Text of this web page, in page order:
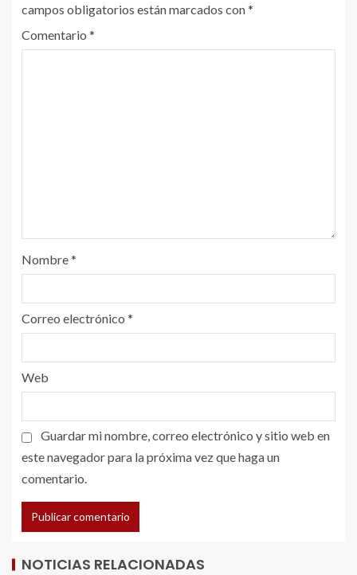
campos obligatorios están marcados con*
Comentario *
Nombre*
Correo electrónico *
Web
Guardar mi nombre, correo electrónico y sitio web en
este navegador para la próxima vez que haga un
comentario.
NOTICIAS RELACIONADAS